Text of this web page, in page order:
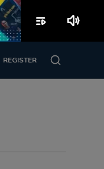
REGISTER
playlist_play volume_up